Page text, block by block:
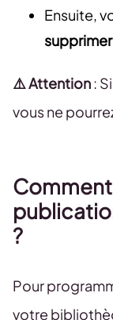
Ensuite,
supprimer
⚠️ Attention:
vous ne
?
Pour
votre